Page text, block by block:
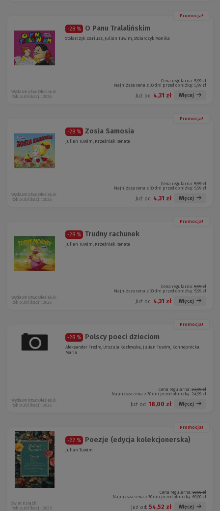
Promocja!
-28 % O Panu Tralalińskim
Stolarczyk Dariusz, Julian Tuwim, Stolarczyk Monika
Cena regularna: 5,99 zł
Najniższa cena z 30 dni przed obniżką: 5,99 zł
Już od: 4,31 zł Więcej
Wydawnictwo Olesiejuk
Rok publikacji: 2026
Promocja!
-28 % Zosia Samosia
Julian Tuwim, Krześniak Renata
Cena regularna: 5,99 zł
Najniższa cena z 30 dni przed obniżką: 5,99 zł
Już od: 4,31 zł Więcej
Wydawnictwo Olesiejuk
Rok publikacji: 2026
Promocja!
-28 % Trudny rachunek
Julian Tuwim, Krześniak Renata
Cena regularna: 5,99 zł
Najniższa cena z 30 dni przed obniżką: 5,99 zł
Już od: 4,31 zł Więcej
Wydawnictwo Olesiejuk
Rok publikacji: 2026
Promocja!
-28 % Polscy poeci dzieciom
Aleksander Fredro, Urszula Kozłowska, Julian Tuwim, Konnopnicka
Maria
Cena regularna: 24,99 zł
Najniższa cena z 30 dni przed obniżką: 24,99 zł
Już od: 18,00 zł Więcej
Wydawnictwo Olesiejuk
Rok publikacji: 2026
Promocja!
-22 % Poezje (edycja kolekcjonerska)
Julian Tuwim
Cena regularna: 69,90 zł
Najniższa cena z 30 dni przed obniżką: 69,90 zł
Już od: 54,52 zł Więcej
Świat Książki
Rok publikacji: 2025